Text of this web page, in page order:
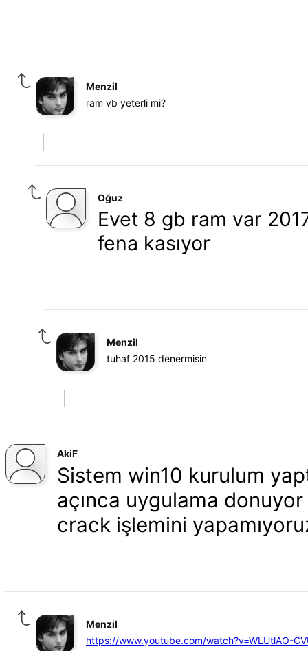
Menzil
ram vb yeterli mi?
Oğuz
Evet 8 gb ram var
fena kasıyor
Menzil
tuhaf 2015 denermisin
AkiF
Sistem win10 kurulum
açınca uygulama
crack işlemini
Menzil
https://www.youtube.com/watch?v=WLUtlAO-